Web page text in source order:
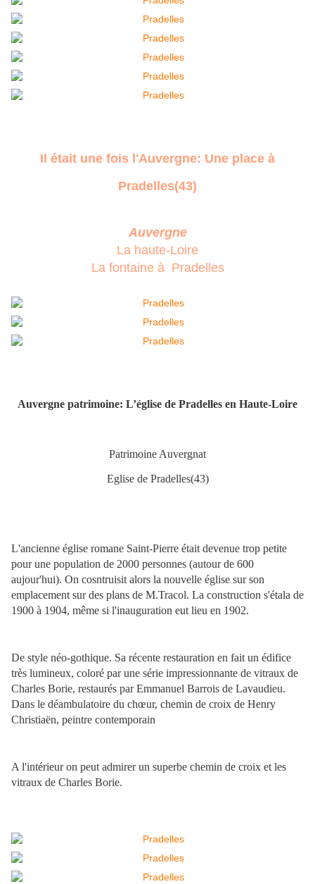
Il était une fois l'Auvergne: Une place à
Pradelles(43)
Auvergne
La haute-Loire
La fontaine à Pradelles
Auvergne patrimoine: L’église de Pradelles en Haute-Loire
Patrimoine Auvergnat
Eglise de Pradelles(43)
L'ancienne église romane Saint-Pierre était devenue trop petite
pour une population de 2000 personnes (autour de 600
aujour'hui). On cosntruisit alors la nouvelle église sur son
emplacement sur des plans de M.Tracol. La construction s'étala de
1900 à 1904, même si l'inauguration eut lieu en 1902.
De style néo-gothique. Sa récente restauration en fait un édifice
très lumineux, coloré par une série impressionnante de vitraux de
Charles Borie, restaurés par Emmanuel Barrois de Lavaudieu.
Dans le déambulatoire du chœur, chemin de croix de Henry
Christiaën, peintre contemporain
A l'intérieur on peut admirer un superbe chemin de croix et les
vitraux de Charles Borie.